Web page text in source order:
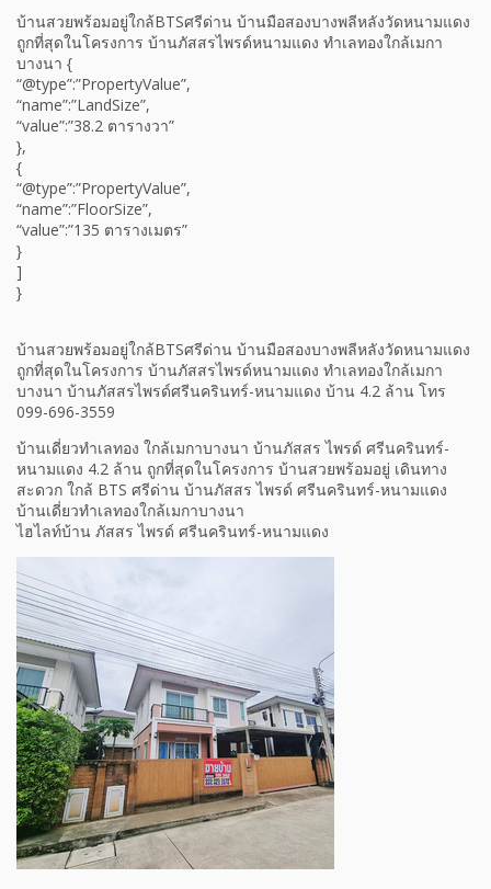
บ้านสวยพร้อมอยู่ใกล้BTSศรีด่าน บ้านมือสองบางพลีหลังวัดหนามแดง
ถูกที่สุดในโครงการ บ้านภัสสรไพรด์หนามแดง ทำเลทองใกล้เมกา
บางนา {
“@type”:”PropertyValue”,
“name”:”LandSize”,
“value”:”38.2 ตารางวา”
},
{
“@type”:”PropertyValue”,
“name”:”FloorSize”,
“value”:”135 ตารางเมตร”
}
]
}
บ้านสวยพร้อมอยู่ใกล้BTSศรีด่าน บ้านมือสองบางพลีหลังวัดหนามแดง
ถูกที่สุดในโครงการ บ้านภัสสรไพรด์หนามแดง ทำเลทองใกล้เมกา
บางนา บ้านภัสสรไพรด์ศรีนครินทร์-หนามแดง บ้าน 4.2 ล้าน โทร
099-696-3559
บ้านเดี่ยวทำเลทอง ใกล้เมกาบางนา บ้านภัสสร ไพรด์ ศรีนครินทร์-
หนามแดง 4.2 ล้าน ถูกที่สุดในโครงการ บ้านสวยพร้อมอยู่ เดินทาง
สะดวก ใกล้ BTS ศรีด่าน บ้านภัสสร ไพรด์ ศรีนครินทร์-หนามแดง
บ้านเดี่ยวทำเลทองใกล้เมกาบางนา
ไฮไลท์บ้าน ภัสสร ไพรด์ ศรีนครินทร์-หนามแดง